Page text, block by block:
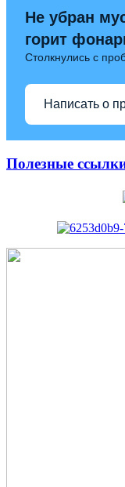
Не убран
горит
Столкнулись с
Написать о
Полезные